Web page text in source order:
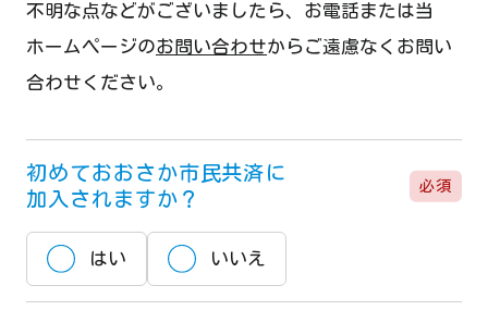
よくある質問
おおさか市民共済とは
ご契約のしおり
資料請求 お問い合わせ
不明な点などがございましたら、お電話または当
ホームページのお問い合わせからご遠慮なくお問い
合わせください。
初めておおさか市民共済に
加入されますか？
必須
はい いいえ